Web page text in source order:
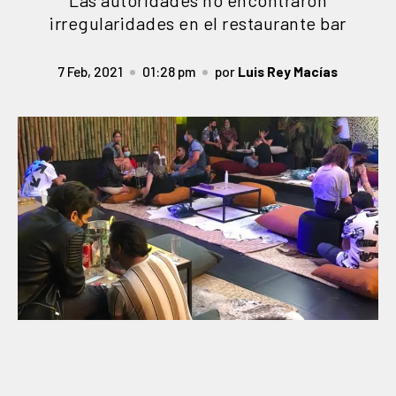
irregularidades en el restaurante bar
7 Feb, 2021 01:28 pm por Luis Rey Macías